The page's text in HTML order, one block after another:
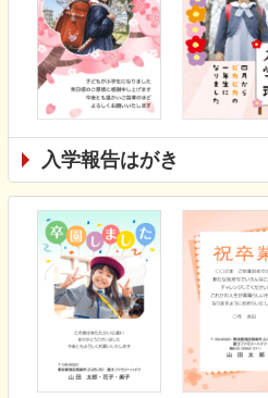
入学報告はがき